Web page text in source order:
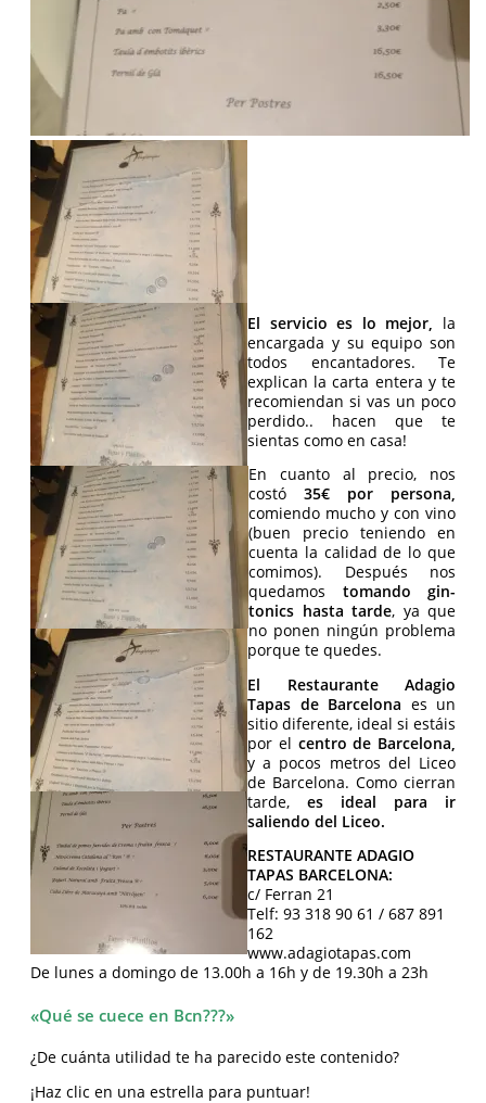
El servicio es lo mejor, la
encargada y su equipo son
todos encantadores. Te
explican la carta entera y te
recomiendan si vas un poco
perdido.. hacen que te
sientas como en casa!
En cuanto al precio, nos
costó 35€ por persona,
comiendo mucho y con vino
(buen precio teniendo en
cuenta la calidad de lo que
comimos). Después nos
quedamos tomando gin-
tonics hasta tarde, ya que
no ponen ningún problema
porque te quedes.
El Restaurante Adagio
Tapas de Barcelona es un
sitio diferente, ideal si estáis
por el centro de Barcelona,
y a pocos metros del Liceo
de Barcelona. Como cierran
tarde, es ideal para ir
saliendo del Liceo.
RESTAURANTE ADAGIO
TAPAS BARCELONA:
c/ Ferran 21
Telf: 93 318 90 61 / 687 891
162
www.adagiotapas.com
De lunes a domingo de 13.00h a 16h y de 19.30h a 23h
«Qué se cuece en Bcn???»
¿De cuánta utilidad te ha parecido este contenido?
¡Haz clic en una estrella para puntuar!